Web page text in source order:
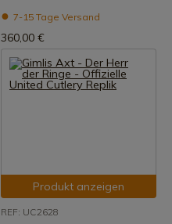
7-15 Tage Versand
360,00 €
Produkt anzeigen
REF: UC2628